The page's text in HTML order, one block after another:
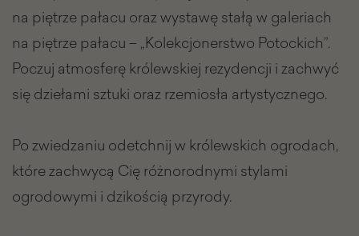
na piętrze pałacu oraz wystawę stałą w galeriach
na piętrze pałacu – „Kolekcjonerstwo Potockich”.
Poczuj atmosferę królewskiej rezydencji i zachwyć
się dziełami sztuki oraz rzemiosła artystycznego.
Po zwiedzaniu odetchnij w królewskich ogrodach,
które zachwycą Cię różnorodnymi stylami
ogrodowymi i dzikością przyrody.